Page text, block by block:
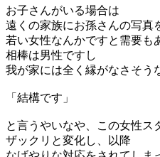
お子さんがいる場合は
遠くの家族にお孫さんの写真
若い女性なんかですと需要も
相棒は男性ですし
我が家には全く縁がなさそう
「結構です」
と言うやいなや、この女性ス
ザックリと変化し、以降